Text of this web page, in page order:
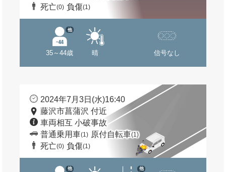
死亡(0) 負傷(1)
35～44歳
他
晴 信号なし
2024年7月3日(水)16:40
藤沢市菖蒲沢 付近
車両相互 小破事故
普通乗用車(1) 原付自転車(1)
死亡(0) 負傷(1)
他 他